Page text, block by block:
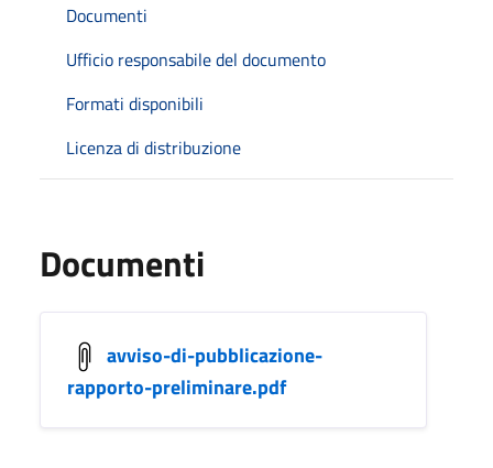
Documenti
Ufficio responsabile del documento
Formati disponibili
Licenza di distribuzione
Documenti
avviso-di-pubblicazione-
rapporto-preliminare.pdf